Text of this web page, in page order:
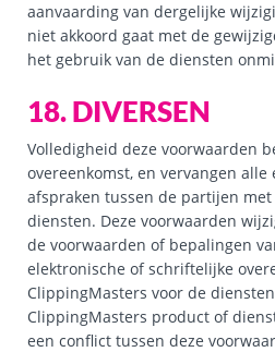
aanvaarding van dergelijke
niet akkoord gaat met de
het gebruik van de diensten
18. DIVERSEN
Volledigheid deze voorwaarden
overeenkomst, en vervangen
afspraken tussen de partijen
diensten. Deze voorwaarden
de voorwaarden of bepalingen
elektronische of schriftelijke
ClippingMasters voor de
ClippingMasters product of
een conflict tussen deze